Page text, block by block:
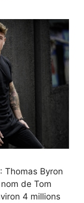
Thomas Byron
de Tom
4 millions